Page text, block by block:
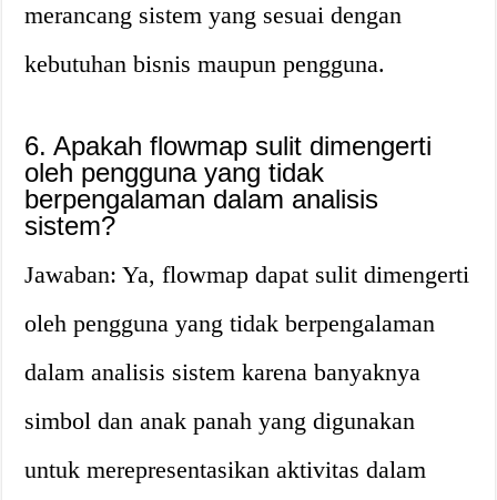
merancang sistem yang sesuai dengan
kebutuhan bisnis maupun pengguna.
6. Apakah flowmap sulit dimengerti
oleh pengguna yang tidak
berpengalaman dalam analisis
sistem?
Jawaban: Ya, flowmap dapat sulit dimengerti
oleh pengguna yang tidak berpengalaman
dalam analisis sistem karena banyaknya
simbol dan anak panah yang digunakan
untuk merepresentasikan aktivitas dalam